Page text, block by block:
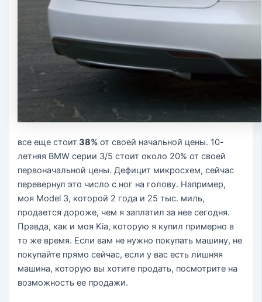
все еще стоит 38%от своей начальной цены. 10-
летняя BMW серии 3/5 стоит около 20% от своей
первоначальной цены. Дефицит микросхем, сейчас
перевернул это число с ног на голову. Например,
моя Model 3, которой 2 года и 25 тыс. миль,
продается дороже, чем я заплатил за нее сегодня.
Правда, как и моя Kia, которую я купил примерно в
то же время. Если вам не нужно покупать машину, не
покупайте прямо сейчас, если у вас есть лишняя
машина, которую вы хотите продать, посмотрите на
возможность ее продажи.